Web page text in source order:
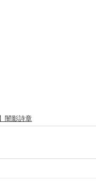
闇影詩章